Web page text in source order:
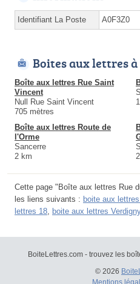
Identifiant La Poste A0F3Z0
Boites aux lettres
Boîte aux lettres Rue Saint
Vincent
Null Rue Saint Vincent
705 mètres
Boîte aux lettres Route de
l'Orme
Sancerre
2 km
Cette page "Boîte aux lettres Rue
les liens suivants : boite aux
lettres 18 boite aux lettres Verdigny
BoiteLettres.com - trouvez les
© 2026
Mentions